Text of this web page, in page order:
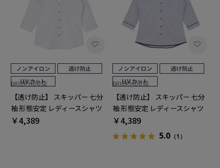
BRICK HOUSE
【透け防止】 スキッパー 七分
袖 形態安定 レディースシャツ
￥4,389
BRICK HOUSE
【透け防止】 スキッパー 七分
袖 形態安定 レディースシャツ
￥4,389
5.0 （1）